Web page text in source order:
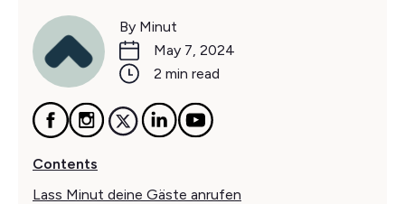
By Minut
May 7, 2024
2 min read
Contents
Lass Minut deine Gäste anrufen